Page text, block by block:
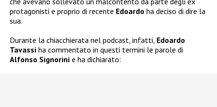
protagonisti e proprio di recente Edoardo ha deciso di dire la
sua.
Durante la chiacchierata nel podcast, infatti, Edoardo
Tavassi ha commentato in questi termini le parole di
Alfonso Signorini e ha dichiarato: